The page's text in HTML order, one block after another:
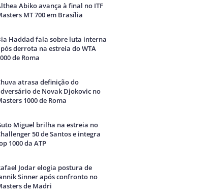
Abiko avança à final no ITF
MT 700 em Brasília
Haddad fala sobre luta interna
derrota na estreia do WTA
de Roma
atrasa definição do
de Novak Djokovic no
1000 de Roma
Miguel brilha na estreia no
50 de Santos e integra
1000 da ATP
Jodar elogia postura de
Sinner após confronto no
de Madri